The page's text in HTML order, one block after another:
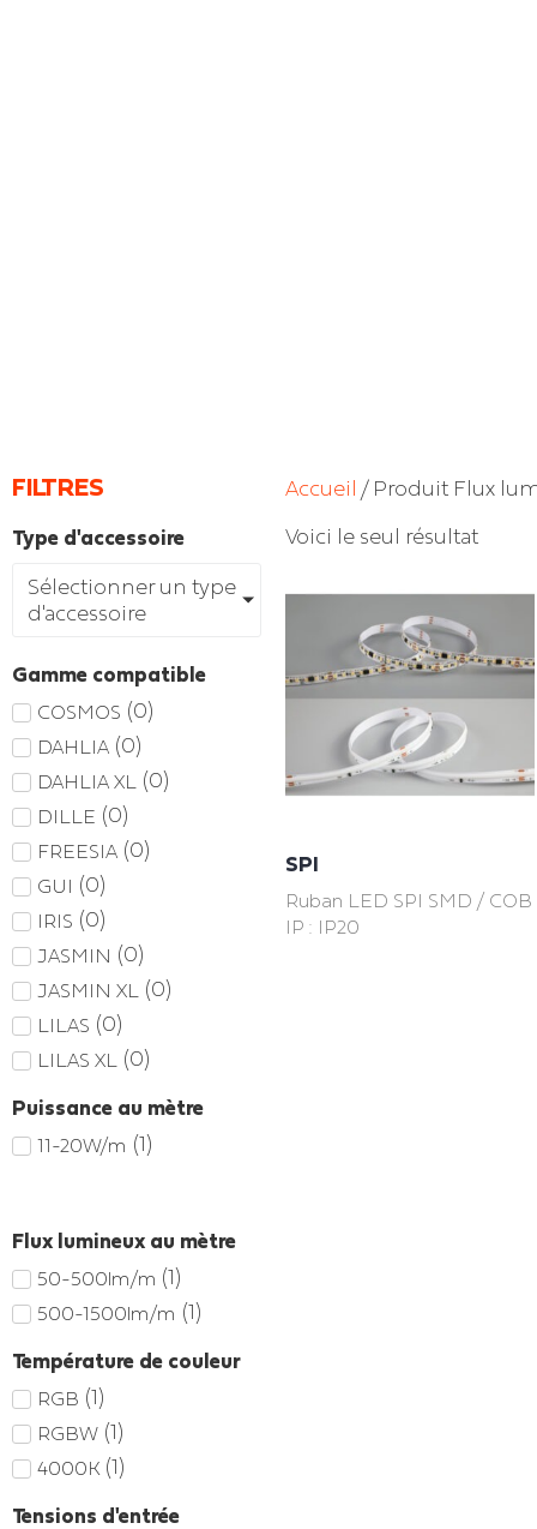
FILTRES
Type d'accessoire
Sélectionner un type
d'accessoire
Gamme compatible
COSMOS (0)
DAHLIA (0)
DAHLIA XL (0)
DILLE (0)
FREESIA (0)
GUI (0)
IRIS (0)
JASMIN (0)
JASMIN XL (0)
LILAS (0)
LILAS XL (0)
Puissance au mètre
11-20W/m (1)
Flux lumineux au mètre
50-500lm/m (1)
500-1500lm/m (1)
Température de couleur
RGB (1)
RGBW (1)
4000K (1)
Tensions d'entrée
Accueil / Produit Flux
Voici le seul résultat
SPI
Ruban LED SPI SMD / COB
IP : IP20